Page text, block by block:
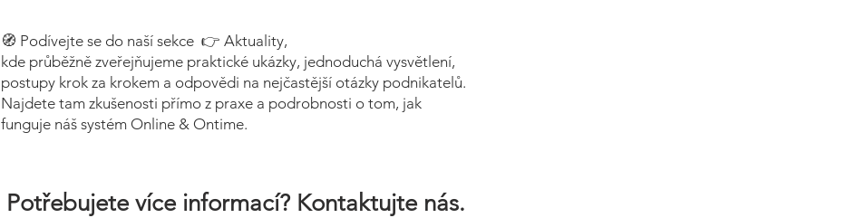
🧭 Podívejte se do naší sekce 👉 Aktuality,
kde průběžně zveřejňujeme praktické ukázky, jednoduchá vysvětlení,
postupy krok za krokem a odpovědi na nejčastější otázky podnikatelů.
Najdete tam zkušenosti přímo z praxe a podrobnosti o tom, jak
funguje náš systém Online & Ontime.
Potřebujete více informací? Kontaktujte nás.